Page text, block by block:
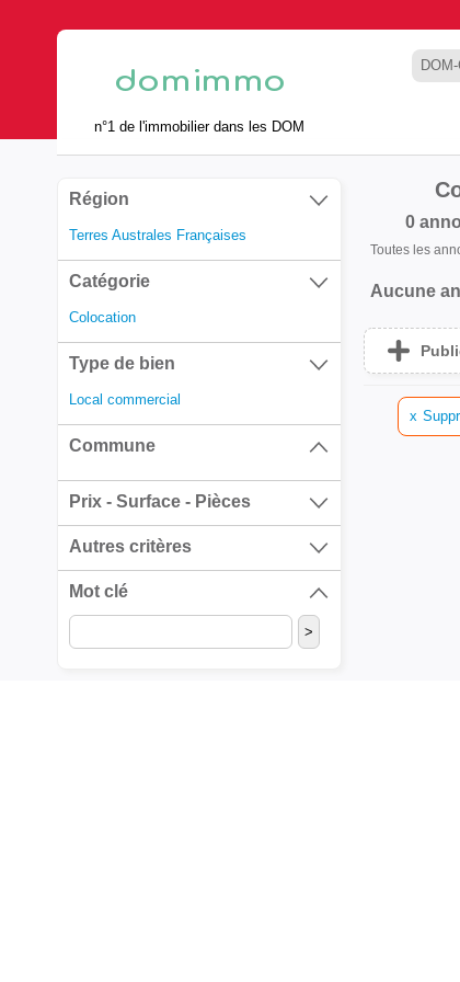
n°1 de l'immobilier dans les DOM
Région
Terres Australes Françaises
Catégorie
Colocation
Type de bien
Local commercial
Commune
Prix - Surface - Pièces
Autres critères
Mot clé
0
Toutes les
Aucune
x